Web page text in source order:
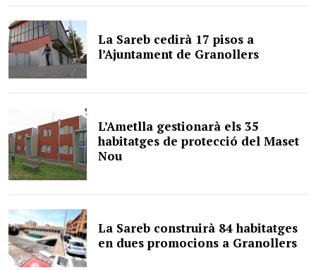
La Sareb cedirà 17 pisos a
l’Ajuntament de Granollers
L’Ametlla gestionarà els 35
habitatges de protecció del Maset
Nou
La Sareb construirà 84 habitatges
en dues promocions a Granollers